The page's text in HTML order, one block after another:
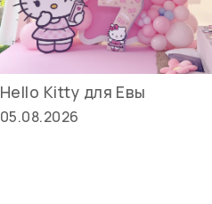
Hello Kitty для Евы
05.08.2026